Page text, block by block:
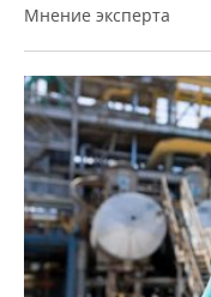
Мнение эксперта